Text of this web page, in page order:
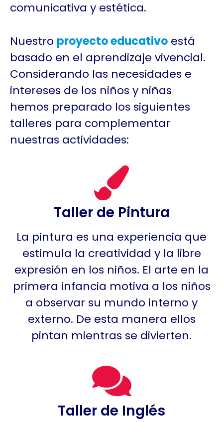
comunicativa y estética.
Nuestro proyecto educativo está
basado en el aprendizaje vivencial.
Considerando las necesidades e
intereses de los niños y niñas
hemos preparado los siguientes
talleres para complementar
nuestras actividades:
Taller de Pintura
La pintura es una experiencia que
estimula la creatividad y la libre
expresión en los niños. El arte en la
primera infancia motiva a los niños
a observar su mundo interno y
externo. De esta manera ellos
pintan mientras se divierten.
Taller de Inglés